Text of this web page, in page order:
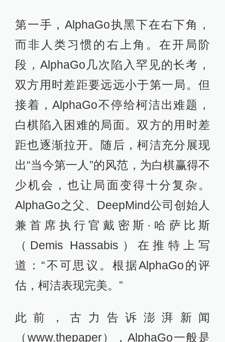
第一手，AlphaGo执黑下在右下角，
而非人类习惯的右上角。在开局阶
段，AlphaGo几次陷入罕见的长考，
双方用时差距要远远小于第一局。但
接着，AlphaGo不停给柯洁出难题，
白棋陷入困难的局面。双方的用时差
距也逐渐拉开。随后，柯洁充分展现
出“当今第一人”的风范，为白棋赢得不
少机会，也让局面变得十分复杂。
AlphaGo之父、DeepMind公司创始人
兼首席执行官戴密斯·哈萨比斯
（Demis Hassabis）在推特上写
道：“不可思议。根据AlphaGo的评
估，柯洁表现完美。”
此前，古力告诉澎湃新闻
（www.thepaper），AlphaGo一般是